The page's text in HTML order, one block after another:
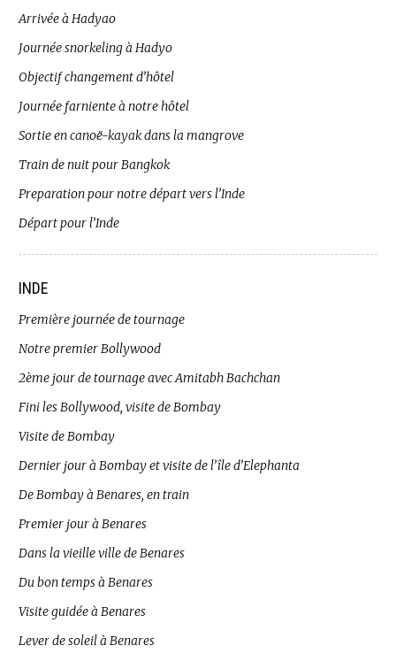
Arrivée à Hadyao
Journée snorkeling à Hadyo
Objectif changement d’hôtel
Journée farniente à notre hôtel
Sortie en canoë-kayak dans la mangrove
Train de nuit pour Bangkok
Preparation pour notre départ vers l’Inde
Départ pour l’Inde
INDE
Première journée de tournage
Notre premier Bollywood
2ème jour de tournage avec Amitabh Bachchan
Fini les Bollywood, visite de Bombay
Visite de Bombay
Dernier jour à Bombay et visite de l’île d’Elephanta
De Bombay à Benares, en train
Premier jour à Benares
Dans la vieille ville de Benares
Du bon temps à Benares
Visite guidée à Benares
Lever de soleil à Benares